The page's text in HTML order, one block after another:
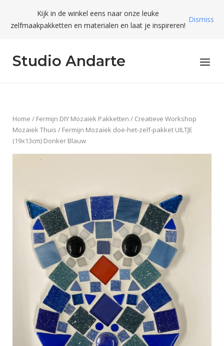
content
Kijk in de winkel eens naar onze leuke
zelfmaakpakketten en materialen en laat je inspireren!
Dismiss
Studio Andarte Menu
Home / Fermijn DIY Mozaïek Pakketten / Creatieve Workshop
Mozaiek Thuis / Fermijn Mozaïek doe-het-zelf-pakket UILTJE
(19x13cm) Donker Blauw